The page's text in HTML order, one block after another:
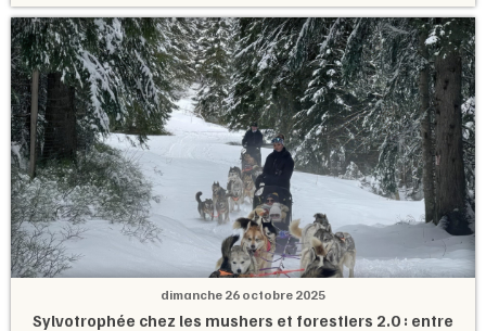
dimanche 26 octobre 2025
Sylvotrophée chez les mushers et forestiers 2.0 : entre